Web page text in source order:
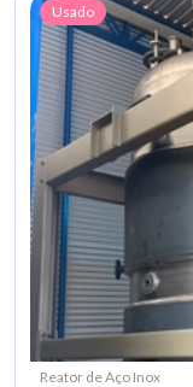
Usado
Reator de Aço Inox